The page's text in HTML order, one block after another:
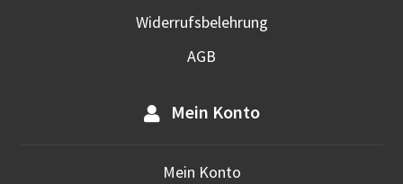
Widerrufsbelehrung
AGB
Mein Konto
Mein Konto